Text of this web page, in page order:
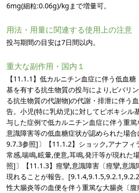
6mg(細粒:0.06g)/kgまで増量可。
用法・用量に関連する使用上の注意
投与期間の目安は7日間以内。
重大な副作用・国内１
【11.1.1】低カルニチン血症に伴う低血
基を有する抗生物質の投与により,ピバリ
る抗生物質の代謝物)の代謝・排泄に伴う
告。小児(特に乳幼児)に対してピボキシル
与した症例で低カルニチン血症に伴う重
意識障害等の低血糖症状が認められた場
9.7.3参照]〕【11.1.2】ショック,アナフィ
常感,喘鳴,眩暈,便意,耳鳴,発汗等が現れた
照]〕【11.1.3】痙攣,意識障害〔痙攣,意識
現れることが報告。
性大腸炎等の血便を伴う重篤な大腸炎〔